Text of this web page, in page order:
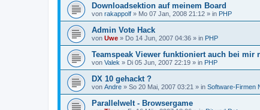
Downloadsektion auf meinem Board
von rakappolf » Mo 07 Jan, 2008 21:12 » in PHP
Admin Vote Hack
von Uwe » Do 14 Jun, 2007 04:36 » in PHP
Teamspeak Viewer funktioniert auch bei mir
von Valek » Di 05 Jun, 2007 22:19 » in PHP
DX 10 gehackt ?
von Andre » So 20 Mai, 2007 03:21 » in Software-Firmen
Parallelwelt - Browsergame